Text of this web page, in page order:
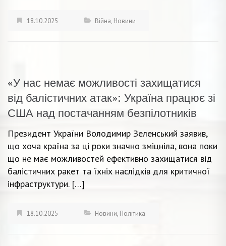
18.10.2025 Війна, Новини
«У нас немає можливості захищатися
від балістичних атак»: Україна працює зі
США над постачанням безпілотників
Президент України Володимир Зеленський заявив,
що хоча країна за ці роки значно зміцніла, вона поки
що не має можливостей ефективно захищатися від
балістичних ракет та їхніх наслідків для критичної
інфраструктури. […]
18.10.2025 Новини, Політика